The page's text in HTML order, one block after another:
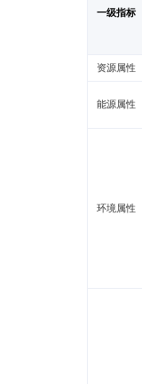
一级指标
资源属性
能源属性
环境属性